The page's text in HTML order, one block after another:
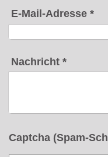
E-Mail-Adresse *
Nachricht *